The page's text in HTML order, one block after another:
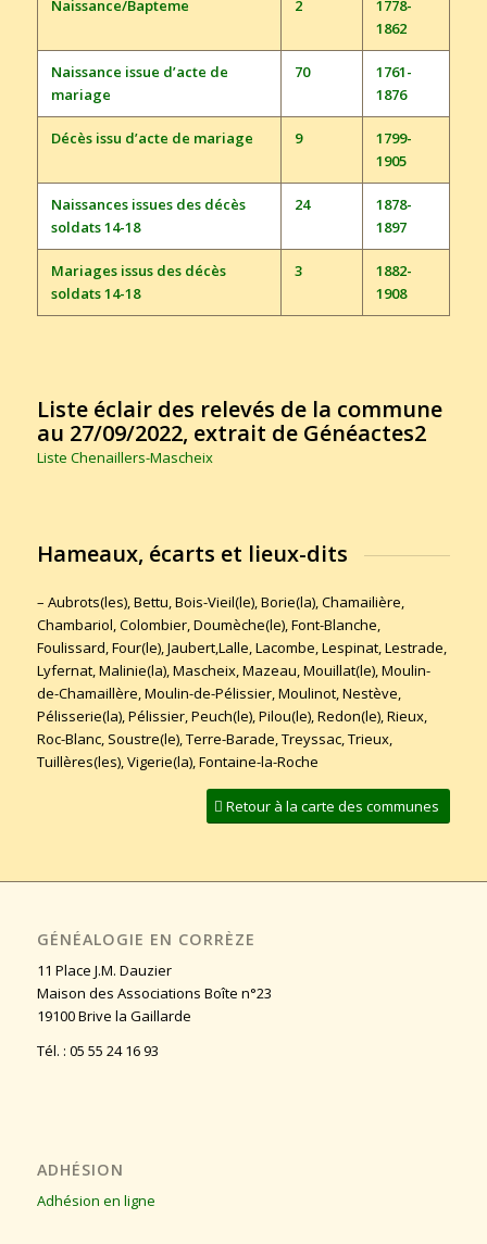
Naissance/Bapteme 2
1778-
1862
Naissance issue d’acte de
mariage
70
1761-
1876
Décès issu d’acte de mariage 9
1799-
1905
Naissances issues des décès
soldats 14-18
24
1878-
1897
Mariages issus des décès
soldats 14-18
3
1882-
1908
Liste éclair des relevés de la commune
au 27/09/2022, extrait de Généactes2
Liste Chenaillers-Mascheix
Hameaux, écarts et lieux-dits
– Aubrots(les), Bettu, Bois-Vieil(le), Borie(la), Chamailière,
Chambariol, Colombier, Doumèche(le), Font-Blanche,
Foulissard, Four(le), Jaubert,Lalle, Lacombe, Lespinat, Lestrade,
Lyfernat, Malinie(la), Mascheix, Mazeau, Mouillat(le), Moulin-
de-Chamaillère, Moulin-de-Pélissier, Moulinot, Nestève,
Pélisserie(la), Pélissier, Peuch(le), Pilou(le), Redon(le), Rieux,
Roc-Blanc, Soustre(le), Terre-Barade, Treyssac, Trieux,
Tuillères(les), Vigerie(la), Fontaine-la-Roche
Retour à la carte des communes
GÉNÉALOGIE EN CORRÈZE
11 Place J.M. Dauzier
Maison des Associations Boîte n°23
19100 Brive la Gaillarde
Tél. : 05 55 24 16 93
ADHÉSION
Adhésion en ligne